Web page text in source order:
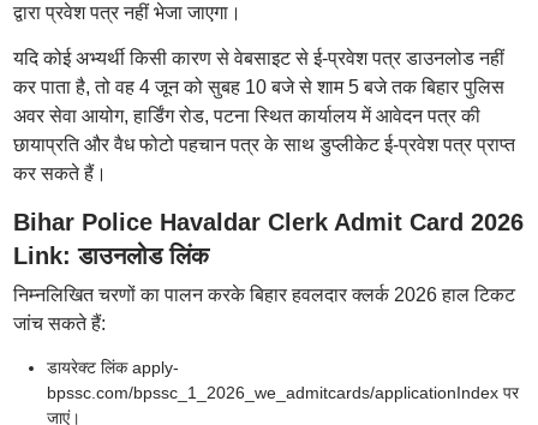
द्वारा प्रवेश पत्र नहीं भेजा जाएगा।
यदि कोई अभ्यर्थी किसी कारण से वेबसाइट से ई-प्रवेश पत्र डाउनलोड नहीं
कर पाता है, तो वह 4 जून को सुबह 10 बजे से शाम 5 बजे तक बिहार पुलिस
अवर सेवा आयोग, हार्डिंग रोड, पटना स्थित कार्यालय में आवेदन पत्र की
छायाप्रति और वैध फोटो पहचान पत्र के साथ डुप्लीकेट ई-प्रवेश पत्र प्राप्त
कर सकते हैं।
Bihar Police Havaldar Clerk Admit Card 2026
Link: डाउनलोड लिंक
निम्नलिखित चरणों का पालन करके बिहार हवलदार क्लर्क 2026 हाल टिकट
जांच सकते हैं:
डायरेक्ट लिंक apply-
bpssc.com/bpssc_1_2026_we_admitcards/applicationIndex पर
जाएं।